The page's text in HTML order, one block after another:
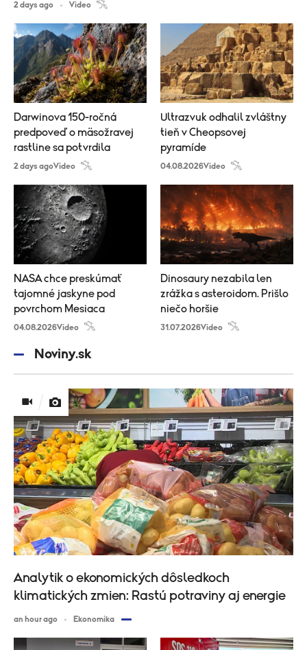
2 days ago Video
Darwinova 150-ročná
predpoveď o mäsožravej
rastline sa potvrdila
2 days agoVideo
Ultrazvuk odhalil zvláštny
tieň v Cheopsovej
pyramíde
04.08.2026Video
NASA chce preskúmať
tajomné jaskyne pod
povrchom Mesiaca
04.08.2026Video
Dinosaury nezabila len
zrážka s asteroidom. Prišlo
niečo horšie
31.07.2026Video
Noviny.sk
Analytik o ekonomických dôsledkoch
klimatických zmien: Rastú potraviny aj energie
an hour ago Ekonomika